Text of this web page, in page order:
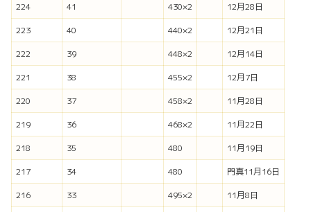
224
41 430×2
12月28日
223
40 440×2
12月21日
222
39 448×2
12月14日
221
38 455×2
12月7日
220
37 458×2
11月28日
219
36 468×2
11月22日
218
35 480
11月19日
217
34 480
門真11月16日
216
33 495×2
11月8日